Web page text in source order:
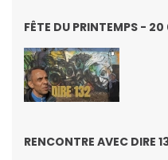
FÊTE DU PRINTEMPS -
RENCONTRE AVEC DIRE